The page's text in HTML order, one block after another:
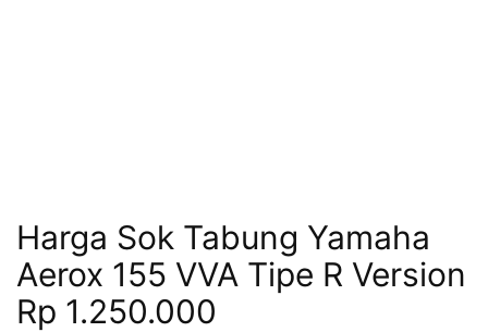
Harga Sok Tabung Yamaha
Aerox 155 VVA Tipe R Version
Rp 1.250.000